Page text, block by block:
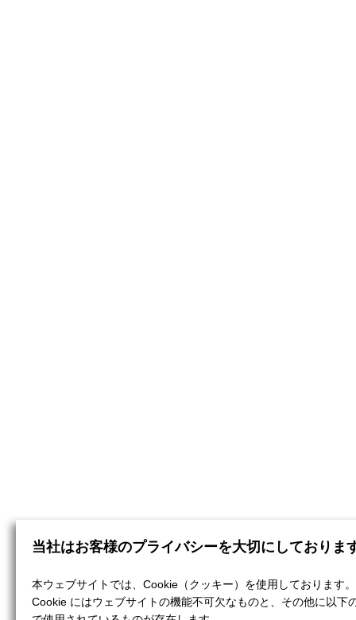
当社はお客様のプライバシーを大切にしておりま
本ウェブサイトでは、Cookie（クッキー）を使用しております。
Cookie にはウェブサイトの機能不可欠なものと、その他に以下